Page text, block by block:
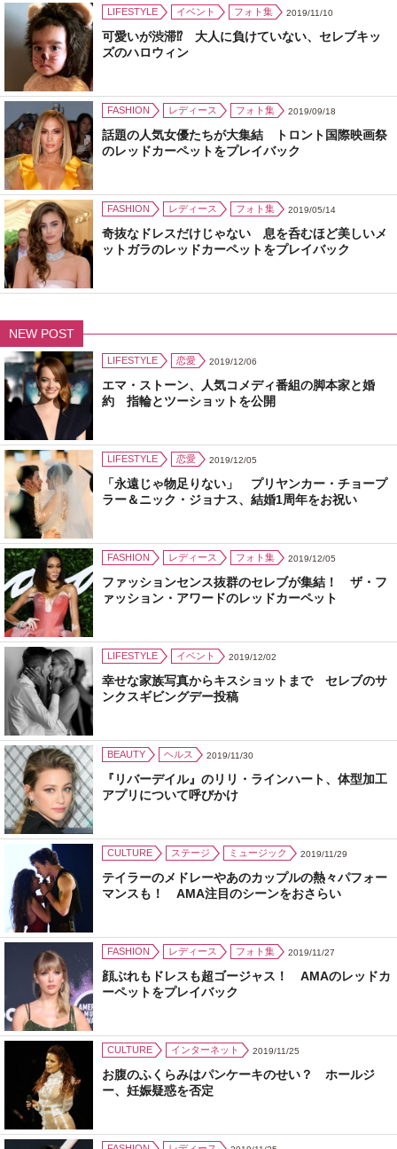
LIFESTYLE イベント フォト集 2019/11/10
可愛いが渋滞⁉ 大人に負けていない、セレブキッ
ズのハロウィン
FASHION レディース フォト集 2019/09/18
話題の人気女優たちが大集結 トロント国際映画祭
のレッドカーペットをプレイバック
FASHION レディース フォト集 2019/05/14
奇抜なドレスだけじゃない 息を呑むほど美しいメ
ットガラのレッドカーペットをプレイバック
NEW POST
LIFESTYLE 恋愛 2019/12/06
エマ・ストーン、人気コメディ番組の脚本家と婚
約 指輪とツーショットを公開
LIFESTYLE 恋愛 2019/12/05
「永遠じゃ物足りない」 プリヤンカー・チョープ
ラー＆ニック・ジョナス、結婚1周年をお祝い
FASHION レディース フォト集 2019/12/05
ファッションセンス抜群のセレブが集結！ ザ・フ
ァッション・アワードのレッドカーペット
LIFESTYLE イベント 2019/12/02
幸せな家族写真からキスショットまで セレブのサ
ンクスギビングデー投稿
BEAUTY ヘルス 2019/11/30
『リバーデイル』のリリ・ラインハート、体型加工
アプリについて呼びかけ
CULTURE ステージ ミュージック 2019/11/29
テイラーのメドレーやあのカップルの熱々パフォー
マンスも！ AMA注目のシーンをおさらい
FASHION レディース フォト集 2019/11/27
顔ぶれもドレスも超ゴージャス！ AMAのレッドカ
ーペットをプレイバック
CULTURE インターネット 2019/11/25
お腹のふくらみはパンケーキのせい？ ホールジ
ー、妊娠疑惑を否定